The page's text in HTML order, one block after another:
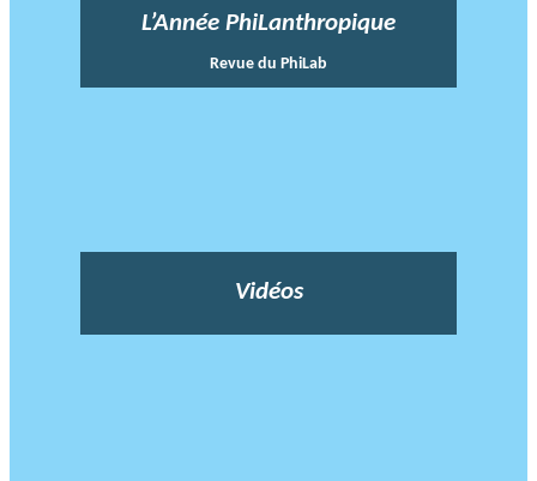
L’Année PhiLanthropique
Revue du PhiLab
Vidéos